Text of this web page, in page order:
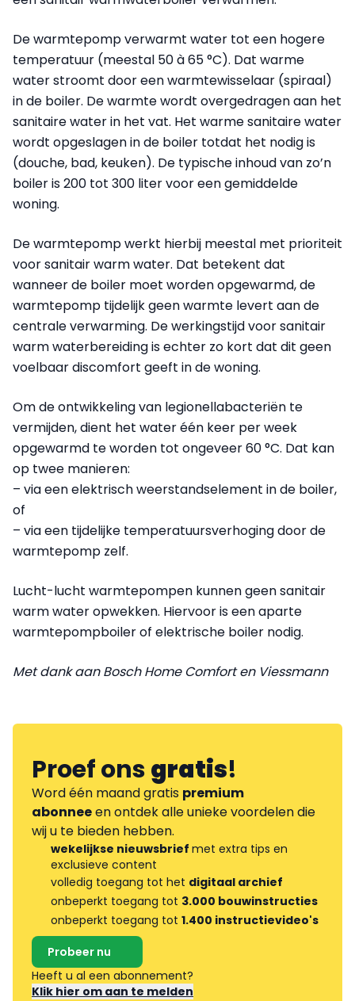
De warmtepomp verwarmt water tot een hogere
temperatuur (meestal 50 à 65 °C). Dat warme
water stroomt door een warmtewisselaar (spiraal)
in de boiler. De warmte wordt overgedragen aan het
sanitaire water in het vat. Het warme sanitaire water
wordt opgeslagen in de boiler totdat het nodig is
(douche, bad, keuken). De typische inhoud van zo’n
boiler is 200 tot 300 liter voor een gemiddelde
woning.
De warmtepomp werkt hierbij meestal met prioriteit
voor sanitair warm water. Dat betekent dat
wanneer de boiler moet worden opgewarmd, de
warmtepomp tijdelijk geen warmte levert aan de
centrale verwarming. De werkingstijd voor sanitair
warm waterbereiding is echter zo kort dat dit geen
voelbaar discomfort geeft in de woning.
Om de ontwikkeling van legionellabacteriën te
vermijden, dient het water één keer per week
opgewarmd te worden tot ongeveer 60 °C. Dat kan
op twee manieren:
– via een elektrisch weerstandselement in de boiler,
of
– via een tijdelijke temperatuursverhoging door de
warmtepomp zelf.
Lucht-lucht warmtepompen kunnen geen sanitair
warm water opwekken. Hiervoor is een aparte
warmtepompboiler of elektrische boiler nodig.
Met dank aan Bosch Home Comfort en Viessmann
Proef onsgratis!
Word één maand gratis premium
abonneeen ontdek alle unieke voordelen die
wij u te bieden hebben.
wekelijkse nieuwsbrief met extra tips en
exclusieve content
volledig toegang tot het digitaal archief
onbeperkt toegang tot 3.000 bouwinstructies
onbeperkt toegang tot 1.400 instructievideo's
Probeer nu
Heeft u al een abonnement?
Klik hier om aan te melden